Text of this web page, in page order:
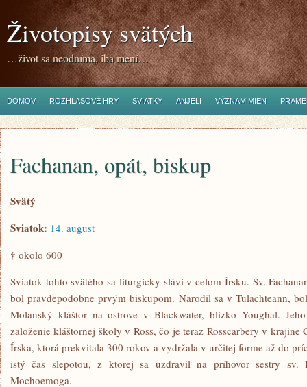
Životopisy svätých
…život sa neodníma, iba mení…
DOMOV ROZHLASOVÉ HRY SVIATKY ANJELI VÝZNAM MIEN
Fachanan, opát, biskup
Svätý
Sviatok: 14. august
† okolo 600
Sviatok tohto svätého sa liturgicky slávi v celom Írsku. Sv.
bol pravdepodobne prvým biskupom. Narodil sa v Tulachteann,
Molanský kláštor na ostrove v Blackwater, blízko Youghal.
založenie kláštornej školy v Ross, čo je teraz Rosscarbery v krajine
Írska, ktorá prekvitala 300 rokov a vydržala v určitej forme až do
istý čas slepotou, z ktorej sa uzdravil na príhovor sestry sv.
Mochoemoga.